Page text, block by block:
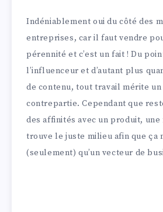
Indéniablement oui du côté des
entreprises, car il faut vendre
pérennité et c’est un fait ! Du
l’influenceur et d’autant plus
de contenu, tout travail mérite un
contrepartie. Cependant que
des affinités avec un produit, une
trouve le juste milieu afin que ça
(seulement) qu’un vecteur de